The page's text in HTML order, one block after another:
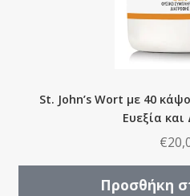
St. John’s Wort με 40
Ευεξία
€
Προσθήκη